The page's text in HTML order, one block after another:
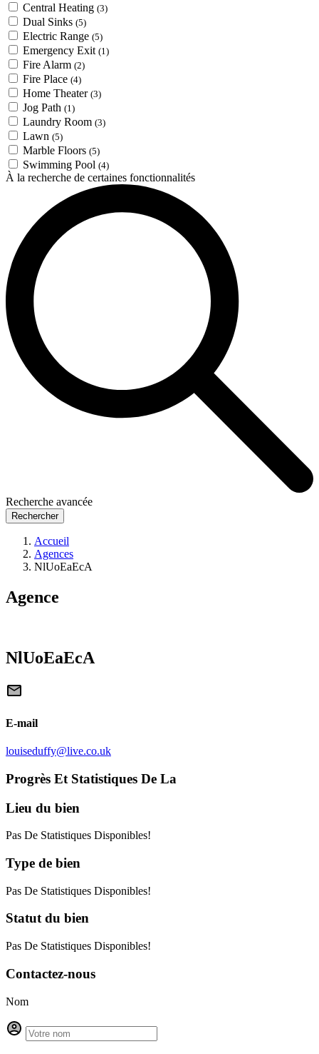
Central Heating (3)
Dual Sinks (5)
Electric Range (5)
Emergency Exit (1)
Fire Alarm (2)
Fire Place (4)
Home Theater (3)
Jog Path (1)
Laundry Room (3)
Lawn (5)
Marble Floors (5)
Swimming Pool (4)
À la recherche de certaines fonctionnalités
Recherche avancée
Rechercher
Accueil
Agences
NlUoEaEcA
Agence
NlUoEaEcA
E-mail
louiseduffy@live.co.uk
Progrès Et Statistiques De La
Lieu du bien
Pas De Statistiques Disponibles!
Type de bien
Pas De Statistiques Disponibles!
Statutdu bien
Pas De Statistiques Disponibles!
Contactez-nous
Nom